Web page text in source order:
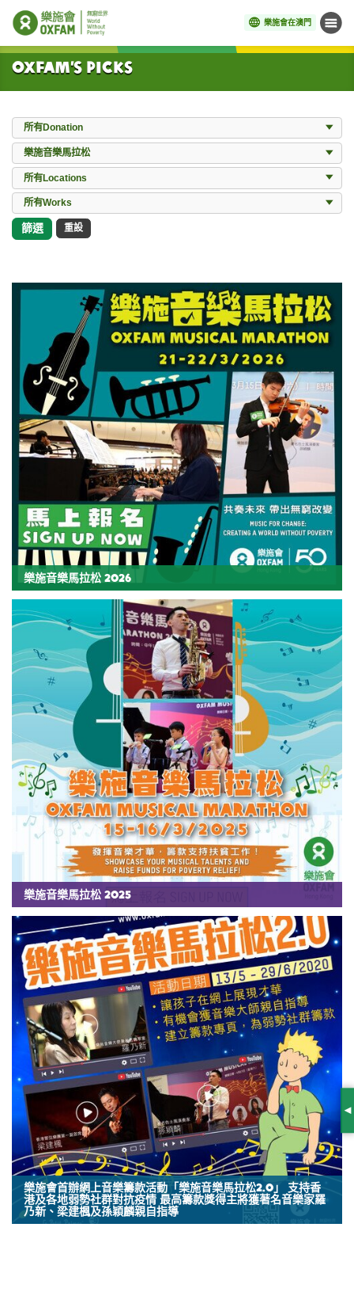
樂施會在澳門 目錄
開始主要內容
Oxfam’s Picks
Donation
所有Donation
Events
樂施音樂馬拉松
Locations
所有Locations
所有Works
所有Works
篩選 重設
樂施音樂馬拉松 2026
樂施音樂馬拉松 2025
樂施會首辦網上音樂籌款活動「樂施音樂馬拉松2.0」 支持香
港及各地弱勢社群對抗疫情 最高籌款獎得主將獲著名音樂家羅
乃新、梁建楓及孫穎麟親自指導